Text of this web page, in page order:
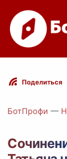
Режимы
Цены
Поделиться
БотПрофи —